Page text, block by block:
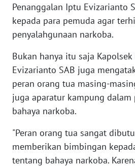
Penanggalan Iptu Evizarianto
kepada para pemuda agar
penyalahgunaan narkoba.
Bukan hanya itu saja
Evizarianto SAB juga
peran orang tua masing-
juga aparatur kampung dalam
bahaya narkoba.
"Peran orang tua sangat
memberikan bimbingan
tentang bahaya narkoba.
BANTEN
WN
WN
KEPRI
WN
PAPUA